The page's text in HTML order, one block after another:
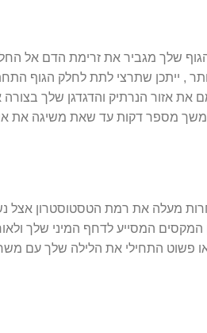
שלך מגביר את זרימת הדם אל
, ייתכן שתרצי לתת לחלק הגוף
אזור הנרתיק והדגדגן שלך בצורה
מספר דקות עד שאת משיגה את
המסייע לדחף המיני שלך
פשוט התחילי את הלילה שלך עם